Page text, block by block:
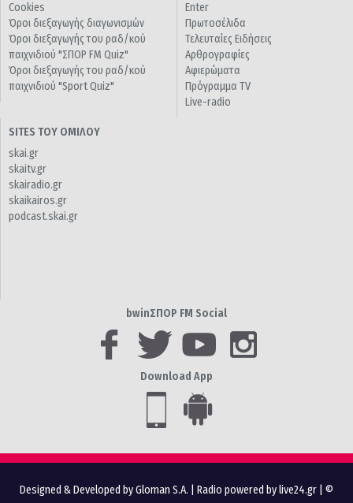
Cookies
Όροι διεξαγωγής διαγωνισμών
Όροι διεξαγωγής του ραδ/κού
παιχνιδιού "ΣΠΟΡ FM Quiz"
Όροι διεξαγωγής του ραδ/κού
παιχνιδιού "Sport Quiz"
Enter
Πρωτοσέλιδα
Τελευταίες Ειδήσεις
Αρθρογραφίες
Αφιερώματα
Πρόγραμμα TV
Live-radio
SITES ΤΟΥ ΟΜΙΛΟΥ
skai.gr
skaitv.gr
skairadio.gr
skaikairos.gr
podcast.skai.gr
bwinΣΠΟΡ FM Social
Download App
Designed & Developed by Gloman S.A. Radio powered by live24.gr | ©